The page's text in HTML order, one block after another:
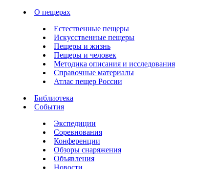
О пещерах
Естественные пещеры
Искусственные пещеры
Пещеры и жизнь
Пещеры и человек
Методика описания и исследования
Справочные материалы
Атлас пещер России
Библиотека
События
Экспедиции
Соревнования
Конференции
Обзоры снаряжения
Объявления
Новости